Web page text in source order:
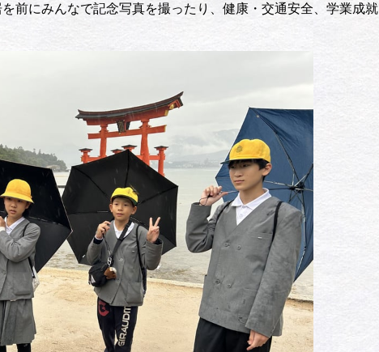
前にみんなで記念写真を撮ったり、健康・交通安全、学業成就